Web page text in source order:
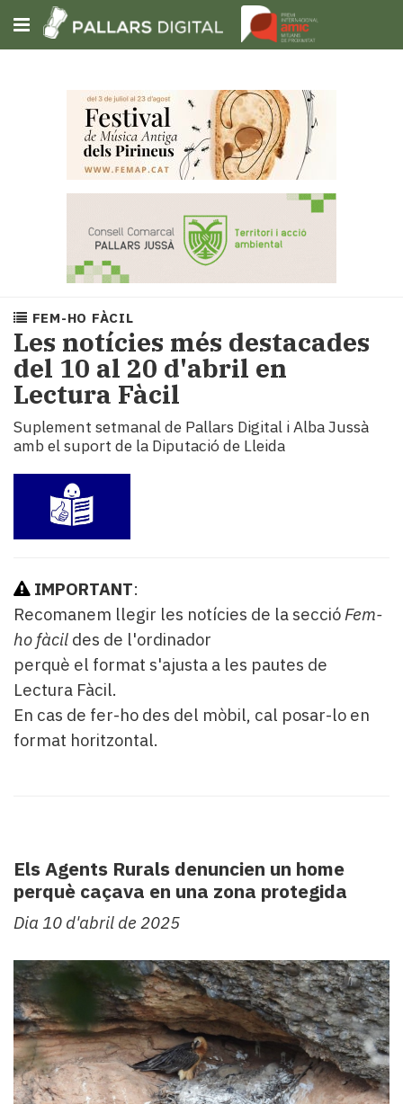
Subscriu-t'hi
Portada
Societat
Política
i
municipis
Economia
turisme
Esports
Mai
tant!
TV
mitjans
temps
Reportatges
Entrevistes
Enquestes
escena!
Dis
del
Pallars
Contingut
patrocinat
més
llegit...
Editorial
FEM-HO FÀCIL
Les notícies més destacades
del 10 al 20 d'abril en
Lectura Fàcil
Suplement setmanal de Pallars Digital i Alba Jussà
amb el suport de la Diputació de Lleida
IMPORTANT:
Recomanem llegir les notícies de la seccióFem-
ho fàcil des de l'ordinador
perquè el format s'ajusta a les pautes de
Lectura Fàcil.
En cas de fer-ho des del mòbil, cal posar-lo en
format horitzontal.
Els Agents Rurals denuncien un home
perquè caçava en una zona protegida
Dia 10 d'abril de 2025